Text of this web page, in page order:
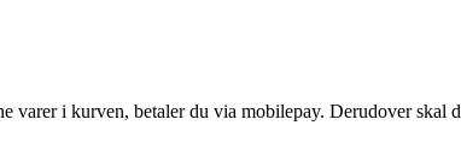
i kurven, betaler du via mobilepay. Derudover